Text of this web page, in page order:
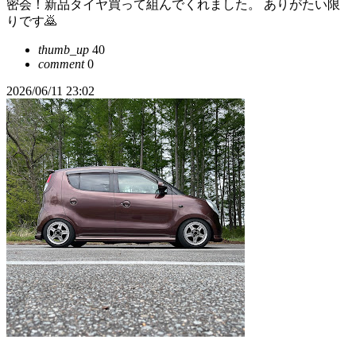
密会！新品タイヤ買って組んでくれました。 ありがたい限
りです🙇
thumb_up 40
comment0
2026/06/11 23:02